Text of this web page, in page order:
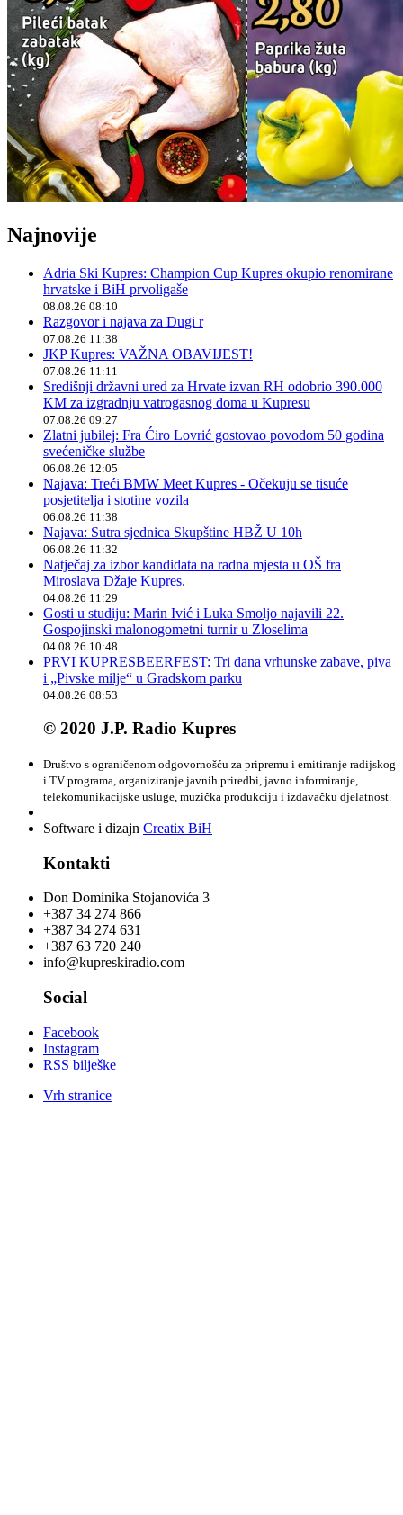
Najnovije
Adria Ski Kupres: Champion Cup Kupres okupio renomirane
hrvatske i BiH prvoligaše
08.08.26 08:10
Razgovor i najava za Dugi r
07.08.26 11:38
JKP Kupres: VAŽNA OBAVIJEST!
07.08.26 11:11
Središnji državni ured za Hrvate izvan RH odobrio 390.000
KM za izgradnju vatrogasnog doma u Kupresu
07.08.26 09:27
Zlatni jubilej: Fra Ćiro Lovrić gostovao povodom 50 godina
svećeničke službe
06.08.26 12:05
Najava: Treći BMW Meet Kupres - Očekuju se tisuće
posjetitelja i stotine vozila
06.08.26 11:38
Najava: Sutra sjednica Skupštine HBŽ U 10h
06.08.26 11:32
Natječaj za izbor kandidata na radna mjesta u OŠ fra
Miroslava Džaje Kupres.
04.08.26 11:29
Gosti u studiju: Marin Ivić i Luka Smoljo najavili 22.
Gospojinski malonogometni turnir u Zloselima
04.08.26 10:48
PRVI KUPRESBEERFEST: Tri dana vrhunske zabave, piva
i „Pivske milje“ u Gradskom parku
04.08.26 08:53
© 2020 J.P. Radio Kupres
Društvo s ograničenom odgovornošću za pripremu i emitiranje radijskog
i TV programa, organiziranje javnih priredbi, javno informiranje,
telekomunikacijske usluge, muzička produkciju i izdavačku djelatnost.
Software i dizajn Creatix BiH
Kontakti
Don Dominika Stojanovića 3
+387 34 274 866
+387 34 274 631
+387 63 720 240
info@kupreskiradio.com
Social
Facebook
Instagram
RSS bilješke
Vrh stranice